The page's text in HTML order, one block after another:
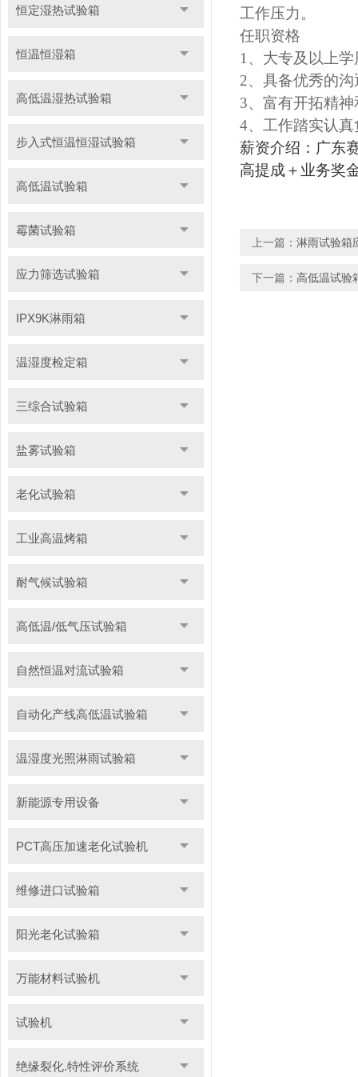
恒定湿热试验箱
恒温恒湿箱
高低温湿热试验箱
步入式恒温恒湿试验箱
高低温试验箱
霉菌试验箱
应力筛选试验箱
IPX9K淋雨箱
温湿度检定箱
三综合试验箱
盐雾试验箱
老化试验箱
工业高温烤箱
耐气候试验箱
高低温/低气压试验箱
自然恒温对流试验箱
自动化产线高低温试验箱
温湿度光照淋雨试验箱
新能源专用设备
PCT高压加速老化试验机
维修进口试验箱
阳光老化试验箱
万能材料试验机
试验机
绝缘裂化.特性评价系统
工作压力。
任职资格
1、大专及以上
2、具备优秀的
3、富有开拓精
4、工作踏实认真
薪资介绍：广东
高提成＋业务奖
上一篇： 淋雨试验箱
下一篇： 高低温试验